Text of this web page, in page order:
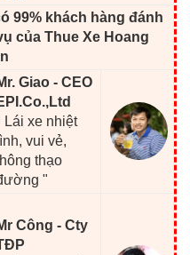
99% khách hàng đánh
của Thue Xe Hoang
Giao - CEO
Lái xe nhiệt
vui vẻ,
thạo
"
Công - Cty